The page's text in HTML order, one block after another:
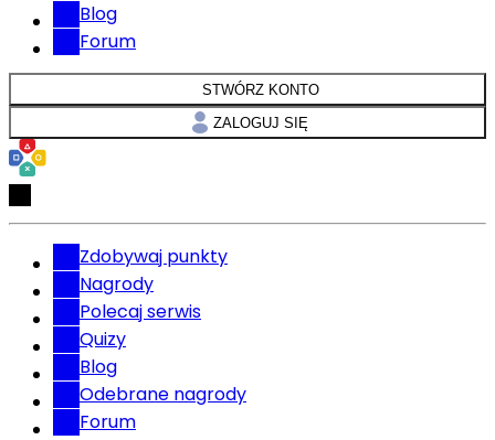
Blog
Forum
STWÓRZ KONTO
ZALOGUJ SIĘ
Zdobywaj punkty
Nagrody
Polecaj serwis
Quizy
Blog
Odebrane nagrody
Forum